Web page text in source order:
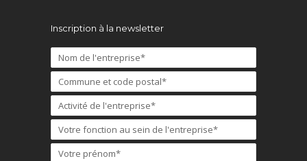
Inscription à la newsletter